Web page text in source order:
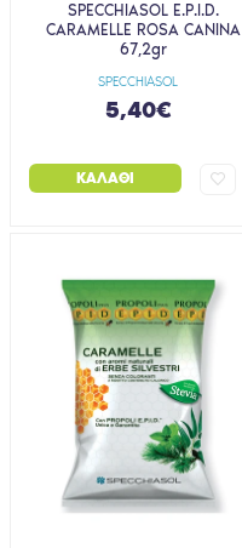
SPECCHIASOL
SPECCHIASOL E.P.I.D.
CARAMELLE ROSA CANINA
67,2gr
5,40€
ΚΑΛΆΘΙ